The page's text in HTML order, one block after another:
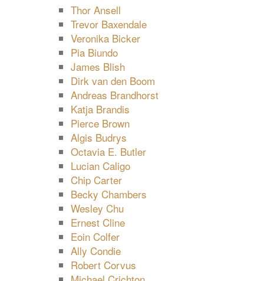
Thor Ansell
Trevor Baxendale
Veronika Bicker
Pia Biundo
James Blish
Dirk van den Boom
Andreas Brandhorst
Katja Brandis
Pierce Brown
Algis Budrys
Octavia E. Butler
Lucian Caligo
Chip Carter
Becky Chambers
Wesley Chu
Ernest Cline
Eoin Colfer
Ally Condie
Robert Corvus